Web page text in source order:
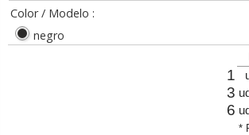
Color / Modelo :
negro
*
1
3
6